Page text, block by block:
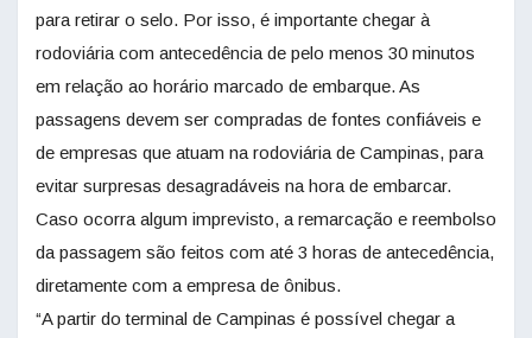
para retirar o selo. Por isso, é importante chegar à
rodoviária com antecedência de pelo menos 30 minutos
em relação ao horário marcado de embarque. As
passagens devem ser compradas de fontes confiáveis e
de empresas que atuam na rodoviária de Campinas, para
evitar surpresas desagradáveis na hora de embarcar.
Caso ocorra algum imprevisto, a remarcação e reembolso
da passagem são feitos com até 3 horas de antecedência,
diretamente com a empresa de ônibus.
“A partir do terminal de Campinas é possível chegar a